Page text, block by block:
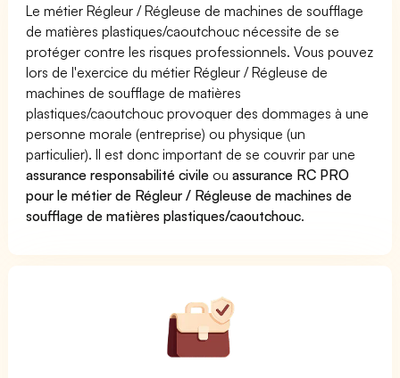
Le métier Régleur / Régleuse de machines de soufflage
de matières plastiques/caoutchouc nécessite de se
protéger contre les risques professionnels. Vous pouvez
lors de l'exercice du métier Régleur / Régleuse de
machines de soufflage de matières
plastiques/caoutchouc provoquer des dommages à une
personne morale (entreprise) ou physique (un
particulier). Il est donc important de se couvrir par une
assurance responsabilité civile ouassurance RC PRO
pour le métier de Régleur / Régleuse de machines de
soufflage de matières plastiques/caoutchouc.